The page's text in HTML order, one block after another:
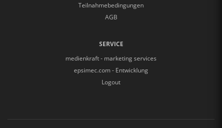
Teilnahmebedingungen
AGB
SERVICE
medienkraft - marketing services
epsimec.com - Entwicklung
Logout